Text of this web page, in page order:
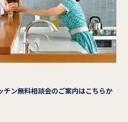
チン無料相談会のご案内はこちらか